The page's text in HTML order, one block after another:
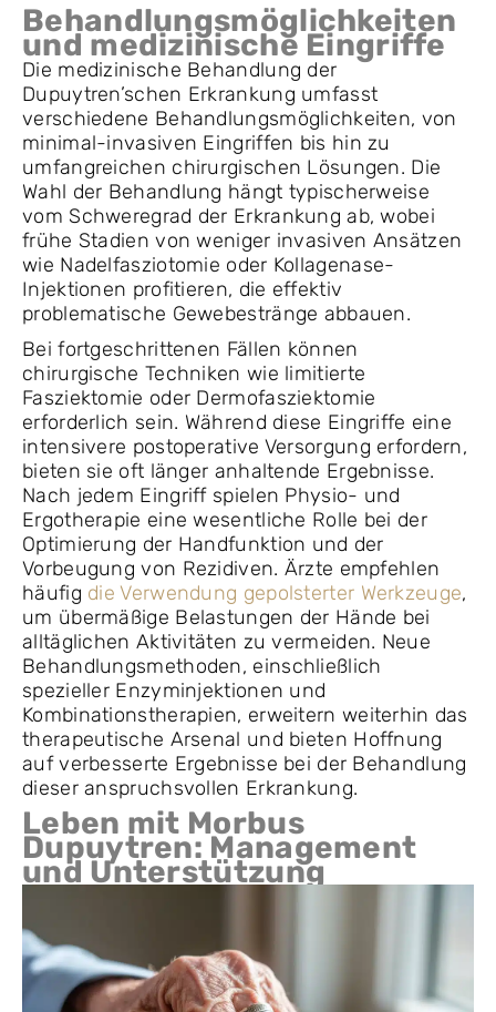
Behandlungsmöglichkeiten
und medizinische Eingriffe
Die medizinische Behandlung der
Dupuytren’schen Erkrankung umfasst
verschiedene Behandlungsmöglichkeiten, von
minimal-invasiven Eingriffen bis hin zu
umfangreichen chirurgischen Lösungen. Die
Wahl der Behandlung hängt typischerweise
vom Schweregrad der Erkrankung ab, wobei
frühe Stadien von weniger invasiven Ansätzen
wie Nadelfasziotomie oder Kollagenase-
Injektionen profitieren, die effektiv
problematische Gewebestränge abbauen.
Bei fortgeschrittenen Fällen können
chirurgische Techniken wie limitierte
Fasziektomie oder Dermofasziektomie
erforderlich sein. Während diese Eingriffe eine
intensivere postoperative Versorgung erfordern,
bieten sie oft länger anhaltende Ergebnisse.
Nach jedem Eingriff spielen Physio- und
Ergotherapie eine wesentliche Rolle bei der
Optimierung der Handfunktion und der
Vorbeugung von Rezidiven. Ärzte empfehlen
häufig die Verwendung gepolsterter Werkzeuge,
um übermäßige Belastungen der Hände bei
alltäglichen Aktivitäten zu vermeiden. Neue
Behandlungsmethoden, einschließlich
spezieller Enzyminjektionen und
Kombinationstherapien, erweitern weiterhin das
therapeutische Arsenal und bieten Hoffnung
auf verbesserte Ergebnisse bei der Behandlung
dieser anspruchsvollen Erkrankung.
Leben mit Morbus
Dupuytren: Management
und Unterstützung